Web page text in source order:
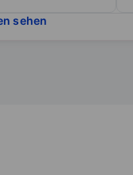
sehen